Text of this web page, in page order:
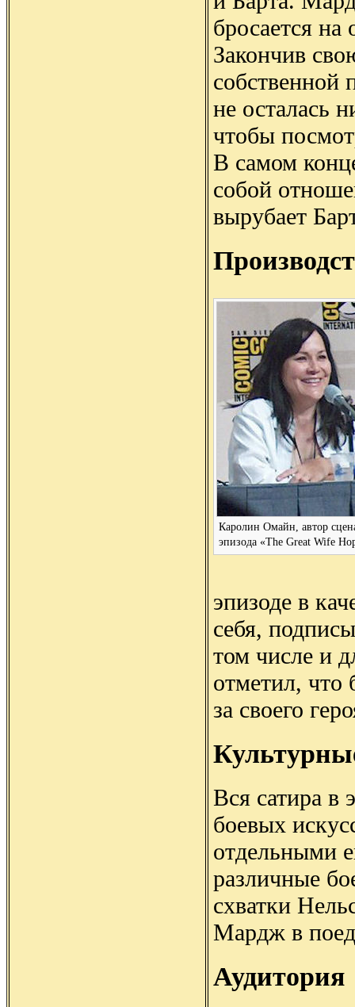
бросается
Закончив
собственной
не осталась
чтобы
В самом
собой
вырубает
Каролин Омайн, автор
эпизода «The Great Wife
эпизоде в
себя,
том числе и
отметил, что
за своего
Вся сатира в
боевых
отдельными
различные
схватки
Мардж в
Аудитория